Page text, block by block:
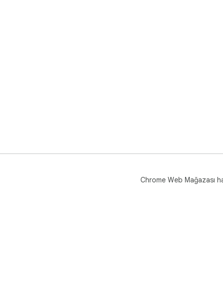
Chrome Web Mağazası